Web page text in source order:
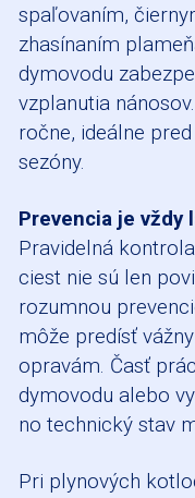
spaľovaním,
zhasínaním
dymovodu
vzplanutia
ročne, ideálne
sezóny.
Prevencia je vždy
Pravidelná
ciest nie sú len
rozumnou
môže predísť
opravám. Časť
dymovodu alebo
no technický stav
Pri plynových